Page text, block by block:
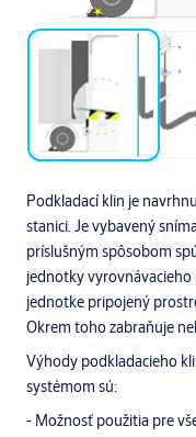
Podkladací klin je
stanici. Je vybavený
príslušným spôsobom
jednotky vyrovnávacieho
jednotke pripojený
Okrem toho zabraňuje
Výhody podkladacieho
systémom sú:
- Možnosť použitia pre